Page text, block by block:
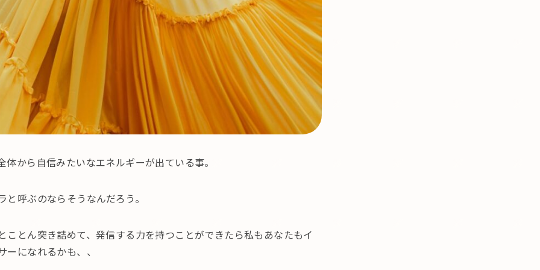
体から自信みたいなエネルギーが出ている事。
と呼ぶのならそうなんだろう。
ことん突き詰めて、発信する力を持つことができたら私もあなたもイ
ーになれるかも、、